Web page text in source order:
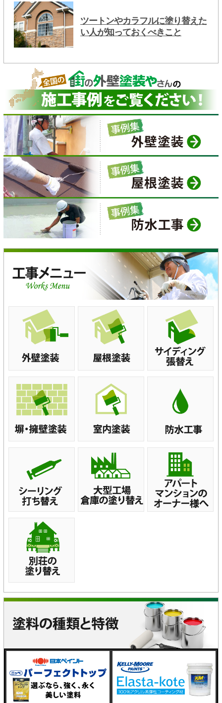
ツートンやカラフルに塗り替えた
い人が知っておくべきこと